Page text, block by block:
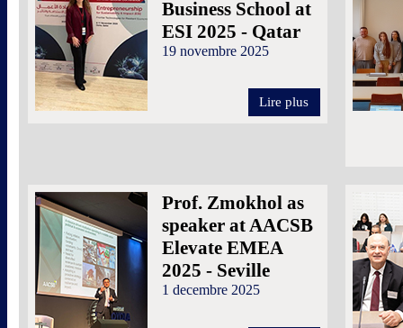
Business School at
ESI 2025 - Qatar
19 novembre 2025
Lire plus
Prof. Zmokhol as
speaker at AACSB
Elevate EMEA
2025 - Seville
1 decembre 2025